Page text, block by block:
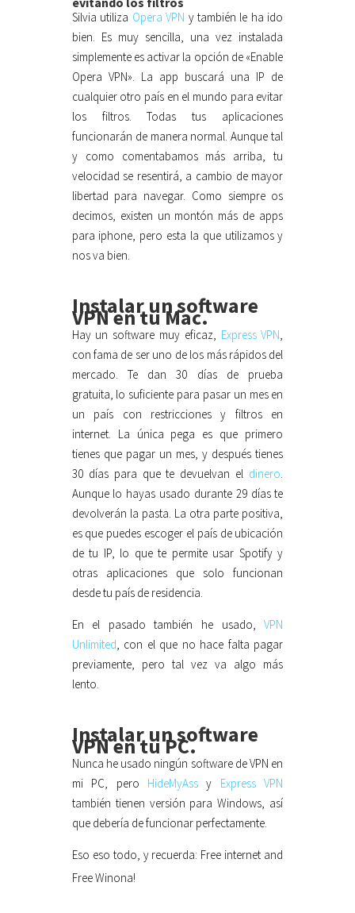
Silvia utiliza Opera VPN y también le ha ido
bien. Es muy sencilla, una vez instalada
simplemente es activar la opción de «Enable
Opera VPN». La app buscará una IP de
cualquier otro país en el mundo para evitar
los filtros. Todas tus aplicaciones
funcionarán de manera normal. Aunque tal
y como comentabamos más arriba, tu
velocidad se resentirá, a cambio de mayor
libertad para navegar. Como siempre os
decimos, existen un montón más de apps
para iphone, pero esta la que utilizamos y
nos va bien.
Instalar un software
VPN en tu Mac.
Hay un software muy eficaz, Express VPN,
con fama de ser uno de los más rápidos del
mercado. Te dan 30 días de prueba
gratuita, lo suficiente para pasar un mes en
un país con restricciones y filtros en
internet. La única pega es que primero
tienes que pagar un mes, y después tienes
30 días para que te devuelvan el dinero.
Aunque lo hayas usado durante 29 días te
devolverán la pasta. La otra parte positiva,
es que puedes escoger el país de ubicación
de tu IP, lo que te permite usar Spotify y
otras aplicaciones que solo funcionan
desde tu país de residencia.
En el pasado también he usado,VPN
Unlimited, con el que no hace falta pagar
previamente, pero tal vez va algo más
lento.
Instalar un software
VPN en tu PC.
Nunca he usado ningún software de VPN en
mi PC, pero HideMyAss y Express VPN
también tienen versión para Windows, así
que debería de funcionar perfectamente.
Eso eso todo, y recuerda: Free internet and
Free Winona!